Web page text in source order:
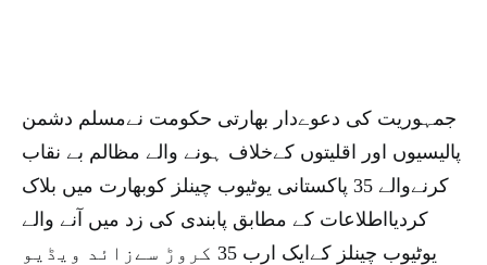
جمہوریت کی دعوےدار بھارتی حکومت نےمسلم دشمن
پالیسیوں اور اقلیتوں کےخلاف ہونے والے مظالم بے نقاب
کرنےوالے 35 پاکستانی یوٹیوب چینلز کوبھارت میں بلاک
کردیااطلاعات کے مطابق پابندی کی زد میں آنے والے
یوٹیوب چینلز کےایک ارب 35 کروڑ سےزائد ویڈیو